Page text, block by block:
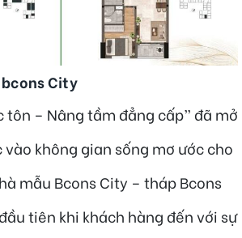
City
tôn – Nâng tầm đẳng cấp” đã mở
không gian sống mơ ước cho
mẫu Bcons City – tháp Bcons
tiên khi khách hàng đến với sự